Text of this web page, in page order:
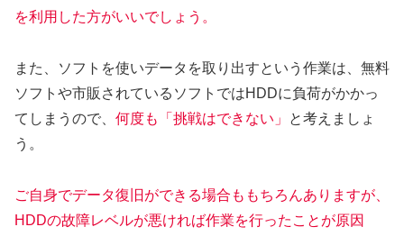
を利用した方がいいでしょう。
また、ソフトを使いデータを取り出すという作業は、無料
ソフトや市販されているソフトではHDDに負荷がかかっ
てしまうので、 何度も「挑戦はできない」
と考えましょ
う。
ご自身でデータ復旧ができる場合ももちろんありますが、
HDDの故障レベルが悪ければ作業を行ったことが原因